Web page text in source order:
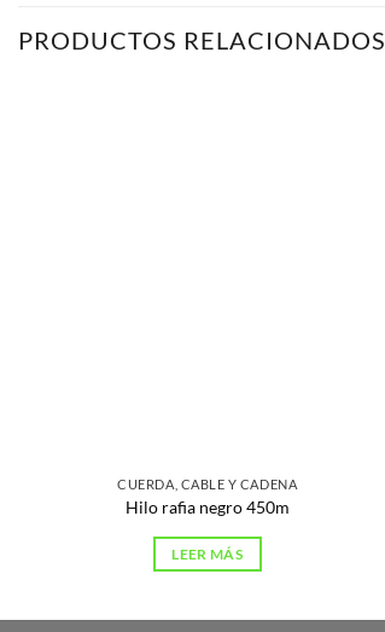
PRODUCTOS RELACIONADOS
CUERDA, CABLE Y CADENA
Hilo rafia negro 450m
LEER MÁS